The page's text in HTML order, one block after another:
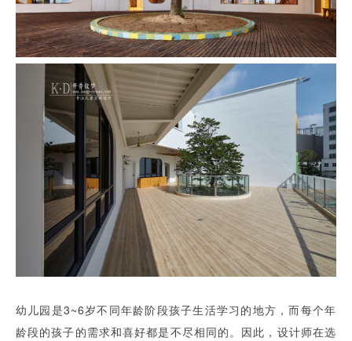
幼儿园是3~6岁不同年龄阶段孩子生活学习的地方，而每个年
龄段的孩子的需求和喜好都是不尽相同的。因此，设计师在选